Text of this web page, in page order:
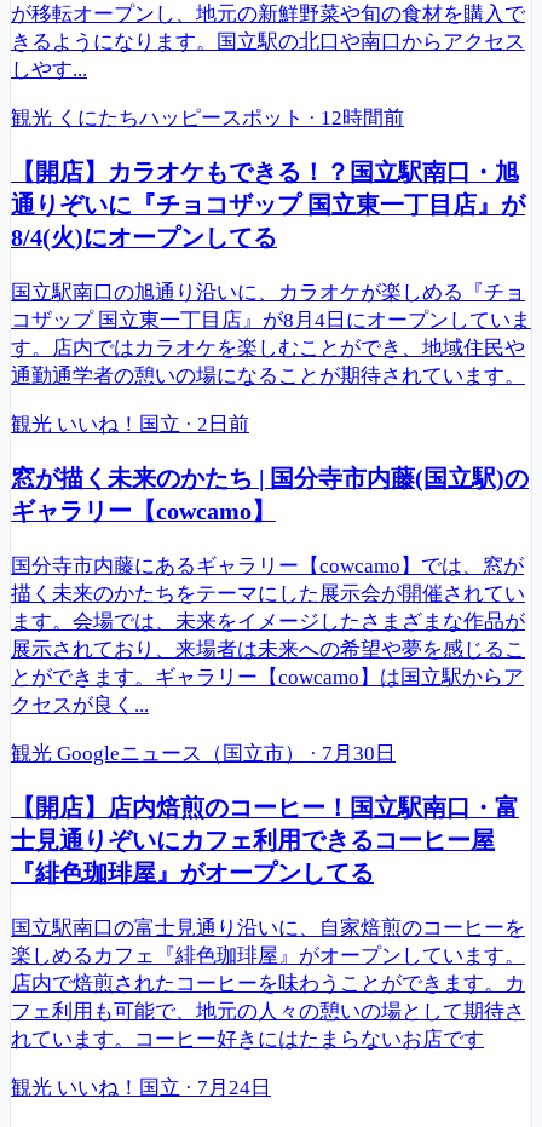
が移転オープンし、地元の新鮮野菜や旬の食材を購入で
きるようになります。国立駅の北口や南口からアクセス
しやす...
観光 くにたちハッピースポット · 12時間前
【開店】カラオケもできる！？国立駅南口・旭
通りぞいに『チョコザップ 国立東一丁目店』が
8/4(火)にオープンしてる
国立駅南口の旭通り沿いに、カラオケが楽しめる『チョ
コザップ 国立東一丁目店』が8月4日にオープンしていま
す。店内ではカラオケを楽しむことができ、地域住民や
通勤通学者の憩いの場になることが期待されています。
観光 いいね！国立 · 2日前
窓が描く未来のかたち | 国分寺市内藤(国立駅)の
ギャラリー【cowcamo】
国分寺市内藤にあるギャラリー【cowcamo】では、窓が
描く未来のかたちをテーマにした展示会が開催されてい
ます。会場では、未来をイメージしたさまざまな作品が
展示されており、来場者は未来への希望や夢を感じるこ
とができます。ギャラリー【cowcamo】は国立駅からア
クセスが良く...
観光 Googleニュース（国立市） · 7月30日
【開店】店内焙煎のコーヒー！国立駅南口・富
士見通りぞいにカフェ利用できるコーヒー屋
『緋色珈琲屋』がオープンしてる
国立駅南口の富士見通り沿いに、自家焙煎のコーヒーを
楽しめるカフェ『緋色珈琲屋』がオープンしています。
店内で焙煎されたコーヒーを味わうことができます。カ
フェ利用も可能で、地元の人々の憩いの場として期待さ
れています。コーヒー好きにはたまらないお店です
観光 いいね！国立 · 7月24日